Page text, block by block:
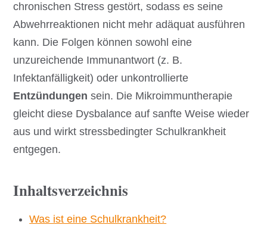
chronischen Stress gestört, sodass es seine
Abwehrreaktionen nicht mehr adäquat ausführen
kann. Die Folgen können sowohl eine
unzureichende Immunantwort (z. B.
Infektanfälligkeit) oder unkontrollierte
Entzündungen sein. Die Mikroimmuntherapie
gleicht diese Dysbalance auf sanfte Weise wieder
aus und wirkt stressbedingter Schulkrankheit
entgegen.
Inhaltsverzeichnis
Was ist eine Schulkrankheit?